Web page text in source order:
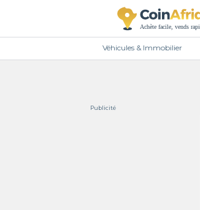
Véhicules & Immobilier
Publicité